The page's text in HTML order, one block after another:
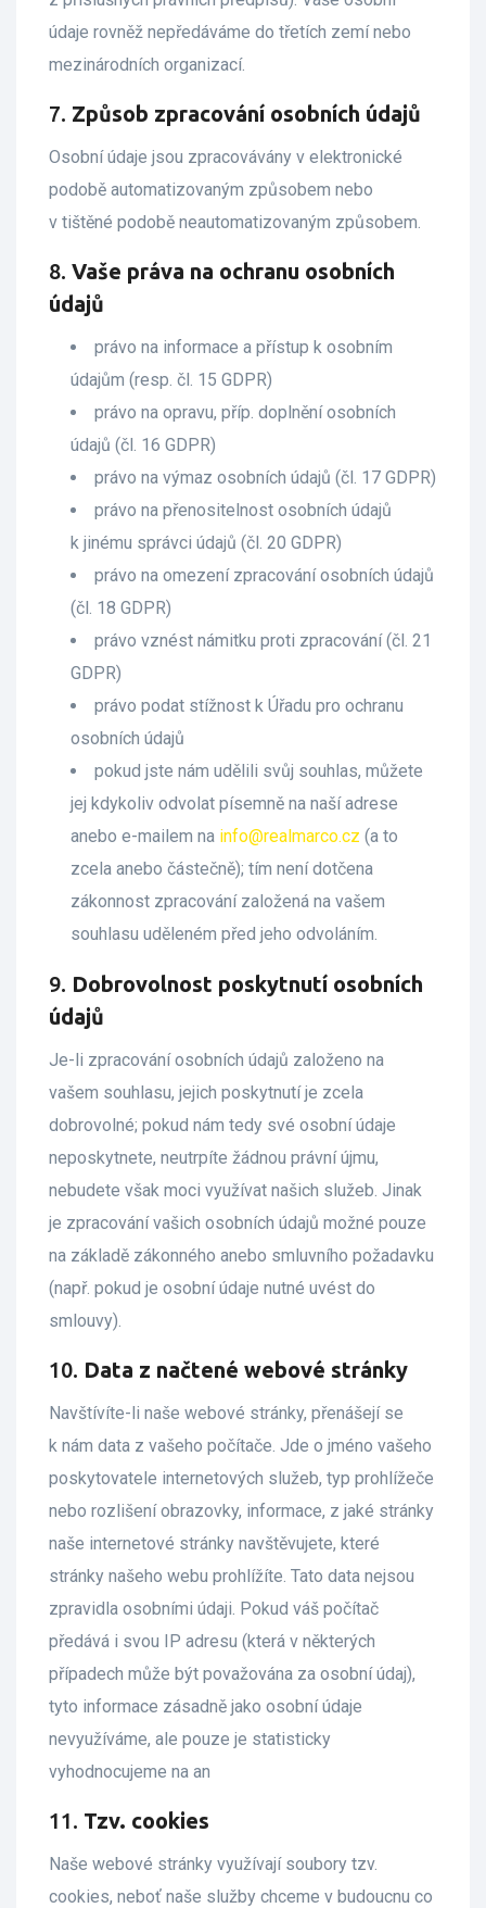
údaje rovněž nepředáváme do třetích zemí nebo
mezinárodních organizací.
7. Způsob zpracování osobních údajů
Osobní údaje jsou zpracovávány v elektronické
podobě automatizovaným způsobem nebo
v tištěné podobě neautomatizovaným způsobem.
8. Vaše práva na ochranu osobních
údajů
právo na informace a přístup k osobním
údajům (resp. čl. 15 GDPR)
právo na opravu, příp. doplnění osobních
údajů (čl. 16 GDPR)
právo na výmaz osobních údajů (čl. 17 GDPR)
právo na přenositelnost osobních údajů
k jinému správci údajů (čl. 20 GDPR)
právo na omezení zpracování osobních údajů
(čl. 18 GDPR)
právo vznést námitku proti zpracování (čl. 21
GDPR)
právo podat stížnost k Úřadu pro ochranu
osobních údajů
pokud jste nám udělili svůj souhlas, můžete
jej kdykoliv odvolat písemně na naší adrese
anebo e-mailem na info@realmarco.cz (a to
zcela anebo částečně); tím není dotčena
zákonnost zpracování založená na vašem
souhlasu uděleném před jeho odvoláním.
9. Dobrovolnost poskytnutí osobních
údajů
Je-li zpracování osobních údajů založeno na
vašem souhlasu, jejich poskytnutí je zcela
dobrovolné; pokud nám tedy své osobní údaje
neposkytnete, neutrpíte žádnou právní újmu,
nebudete však moci využívat našich služeb. Jinak
je zpracování vašich osobních údajů možné pouze
na základě zákonného anebo smluvního požadavku
(např. pokud je osobní údaje nutné uvést do
smlouvy).
10. Data z načtené webové stránky
Navštívíte-li naše webové stránky, přenášejí se
k nám data z vašeho počítače. Jde o jméno vašeho
poskytovatele internetových služeb, typ prohlížeče
nebo rozlišení obrazovky, informace, z jaké stránky
naše internetové stránky navštěvujete, které
stránky našeho webu prohlížíte. Tato data nejsou
zpravidla osobními údaji. Pokud váš počítač
předává i svou IP adresu (která v některých
případech může být považována za osobní údaj),
tyto informace zásadně jako osobní údaje
nevyužíváme, ale pouze je statisticky
vyhodnocujeme na an
11. Tzv. cookies
Naše webové stránky využívají soubory tzv.
cookies, neboť naše služby chceme v budoucnu co